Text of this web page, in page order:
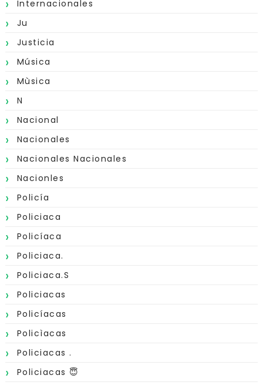
Internacionales
Ju
Justicia
Música
Mùsica
N
Nacional
Nacionales
Nacionales Nacionales
Nacionles
Policía
Policiaca
Policíaca
Policiaca.
Policiaca.s
Policiacas
Policíacas
Policìacas
Policiacas .
Policiacas 😇